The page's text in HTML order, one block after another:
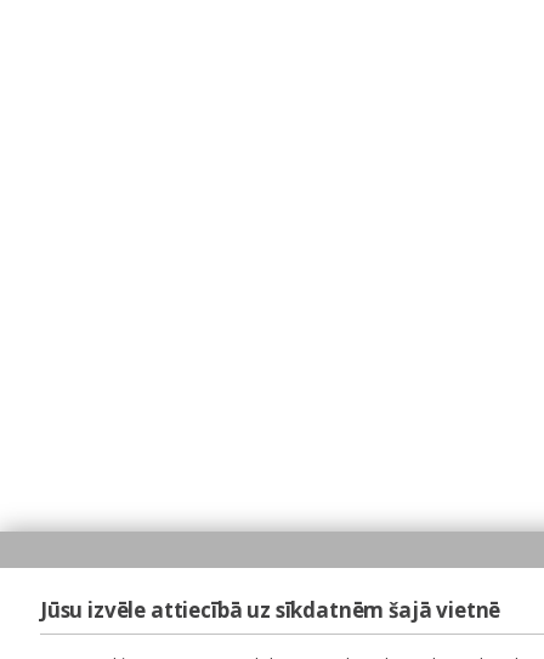
Jūsu izvēle attiecībā uz sīkdatnēm šajā vietnē